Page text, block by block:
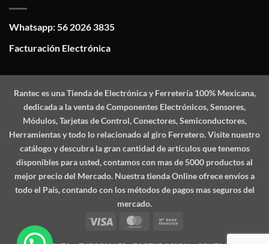
Whatsapp: 56 2026 3835
Facturación Electrónica
Ranteces una Tienda de Electrónica y Ferretería 100% Mexicana,
dedicada a la venta de Componentes Electrónicos, Sensores,
Módulos, Tarjetas de Control, Conectores, Semiconductores,
Herramientas y todo lo relacionado al giro Ferretero. Visite nuestro
catálogo y descubra la gran cantidad de artículos que tenemos
disponibles para usted, contamos con mas de 5000 productos al
mejor precio del Mercado. Nuestra tienda Online ofrece envíos a
todo el País, contando con los métodos de pagos mas seguros del
mercado.
Visa
MasterCard